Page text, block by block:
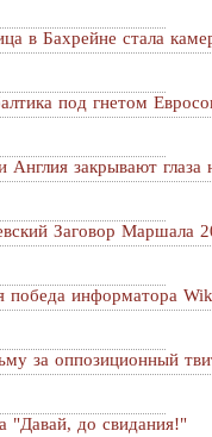
в Бахрейне стала
под гнетом
закрывают глаза
Заговор Маршала
победа информатора
за оппозиционный
"Давай, до свидания!"